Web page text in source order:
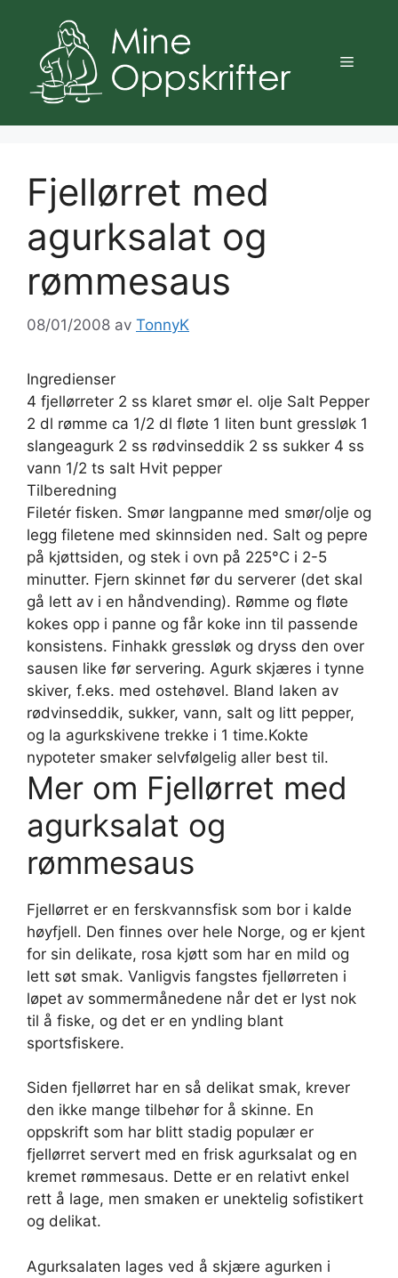
innhold
Meny
Fjellørret med
agurksalat og
rømmesaus
08/01/2008 av TonnyK
Ingredienser
4 fjellørreter 2 ss klaret smør el. olje Salt Pepper
2 dl rømme ca 1/2 dl fløte 1 liten bunt gressløk 1
slangeagurk 2 ss rødvinseddik 2 ss sukker 4 ss
vann 1/2 ts salt Hvit pepper
Tilberedning
Filetér fisken. Smør langpanne med smør/olje og
legg filetene med skinnsiden ned. Salt og pepre
på kjøttsiden, og stek i ovn på 225°C i 2-5
minutter. Fjern skinnet før du serverer (det skal
gå lett av i en håndvending). Rømme og fløte
kokes opp i panne og får koke inn til passende
konsistens. Finhakk gressløk og dryss den over
sausen like før servering. Agurk skjæres i tynne
skiver, f.eks. med ostehøvel. Bland laken av
rødvinseddik, sukker, vann, salt og litt pepper,
og la agurkskivene trekke i 1 time.Kokte
nypoteter smaker selvfølgelig aller best til.
Mer om Fjellørret med
agurksalat og
rømmesaus
Fjellørret er en ferskvannsfisk som bor i kalde
høyfjell. Den finnes over hele Norge, og er kjent
for sin delikate, rosa kjøtt som har en mild og
lett søt smak. Vanligvis fangstes fjellørreten i
løpet av sommermånedene når det er lyst nok
til å fiske, og det er en yndling blant
sportsfiskere.
Siden fjellørret har en så delikat smak, krever
den ikke mange tilbehør for å skinne. En
oppskrift som har blitt stadig populær er
fjellørret servert med en frisk agurksalat og en
kremet rømmesaus. Dette er en relativt enkel
rett å lage, men smaken er unektelig sofistikert
og delikat.
Agurksalaten lages ved å skjære agurken i